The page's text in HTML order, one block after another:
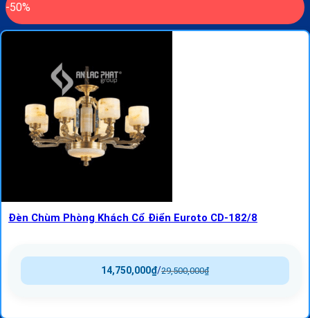
-50%
Đèn Chùm Phòng Khách Cổ Điển Euroto CD-182/8
29,500,000₫
/
14,750,000₫